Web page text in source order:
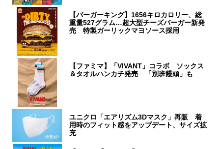
【バーガーキング】1656キロカロリー、総
重量527グラム…超大型チーズバーガー新発
売 特製ガーリックマヨソース採用
【ファミマ】「VIVANT」コラボ ソックス
＆タオルハンカチ発売 「別班饅頭」も
ユニクロ「エアリズム3Dマスク」再販 着
用時のフィット感をアップデート、サイズ拡
充